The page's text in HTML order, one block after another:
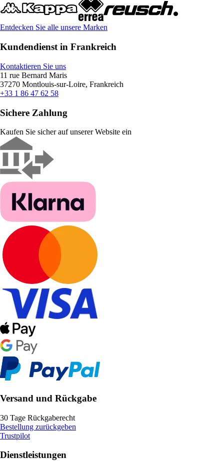
Entdecken Sie alle unsere Marken
Kundendienst in Frankreich
Kontaktieren Sie uns
11 rue Bernard Maris
37270 Montlouis-sur-Loire, Frankreich
+33 1 86 47 62 58
Sichere Zahlung
Kaufen Sie sicher auf unserer Website ein
Versand und Rückgabe
30 Tage Rückgaberecht
Bestellung zurückgeben
Trustpilot
Dienstleistungen